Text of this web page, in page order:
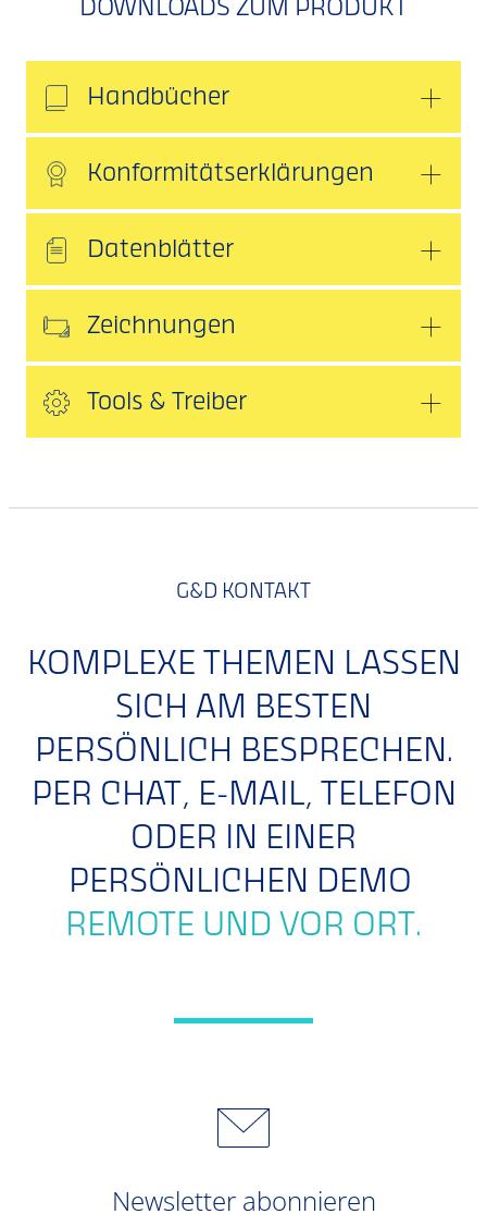
DOWNLOADS ZUM PRODUKT
Handbücher
Konformitätserklärungen
Datenblätter
Zeichnungen
Tools & Treiber
G&D KONTAKT
KOMPLEXE THEMEN LASSEN
SICH AM BESTEN
PERSÖNLICH BESPRECHEN.
PER CHAT, E-MAIL, TELEFON
ODER IN EINER
PERSÖNLICHEN DEMO
REMOTE UND VOR ORT.
Newsletter abonnieren